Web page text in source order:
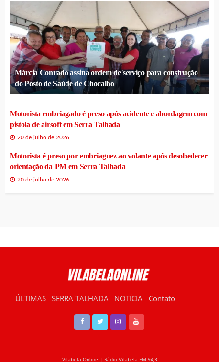
Márcia Conrado assina ordem de serviço para construção
do Posto de Saúde de Chocalho
Motorista embriagado é preso após acidente e abordagem com
pistola de airsoft em Serra Talhada
20 de julho de 2026
Motorista é preso por embriaguez ao volante após desobedecer
orientação da PM em Serra Talhada
20 de julho de 2026
ÚLTIMAS SERRA TALHADA NOTÍCIA Contato
Vilabela Online | Rádio Vilabela FM 94,3